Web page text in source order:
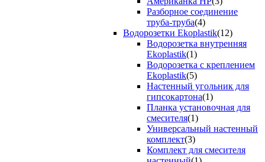
Разборное соединение
труба-труба(4)
Водорозетки Ekoplastik(12)
Водорозетка внутренняя
Ekoplastik(1)
Водорозетка с креплением
Ekoplastik(5)
Настенный угольник для
гипсокартона(1)
Планка установочная для
смесителя(1)
Универсальный настенный
комплект(3)
Комплект для смесителя